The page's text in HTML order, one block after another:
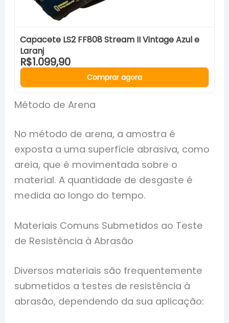
Capacete LS2 FF808 Stream II Vintage Azul e
Laranj
R$1.099,90
Comprar agora
Método de Arena
No método de arena, a amostra é
exposta a uma superfície abrasiva, como
areia, que é movimentada sobre o
material. A quantidade de desgaste é
medida ao longo do tempo.
Materiais Comuns Submetidos ao Teste
de Resistência à Abrasão
Diversos materiais são frequentemente
submetidos a testes de resistência à
abrasão, dependendo da sua aplicação: